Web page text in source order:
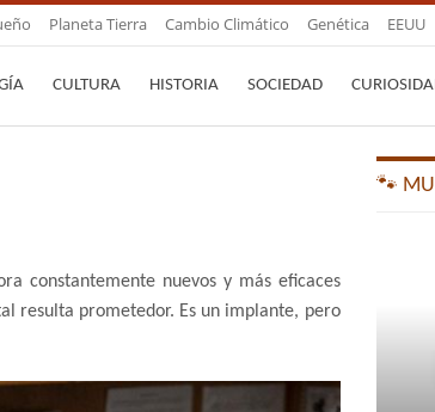
Planeta Tierra Cambio Climático Genética EEUU
CULTURA HISTORIA SOCIEDAD
constantemente nuevos y más eficaces
resulta prometedor. Es un implante, pero
🐾